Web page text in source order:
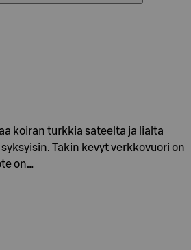
koiran turkkia sateelta ja lialta
Takin kevyt verkkovuori on
on…